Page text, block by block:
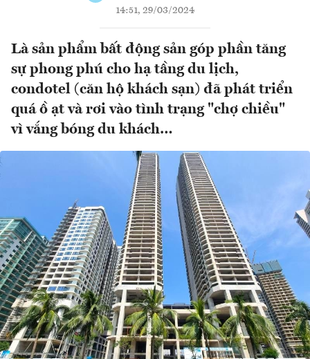
14:51, 29/03/2024
Là sản phẩm bất động sản góp phần tăng
sự phong phú cho hạ tầng du lịch,
condotel (căn hộ khách sạn) đã phát triển
quá ồ ạt và rơi vào tình trạng "chợ chiều"
vì vắng bóng du khách…